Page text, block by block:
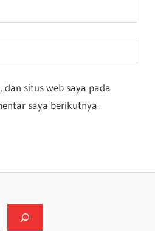
dan situs web saya pada
saya berikutnya.